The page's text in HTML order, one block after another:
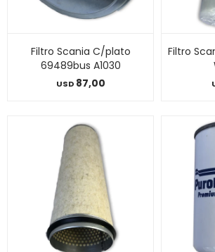
Filtro Scania C/plato
69489bus A1030
USD 87,00
Filtro